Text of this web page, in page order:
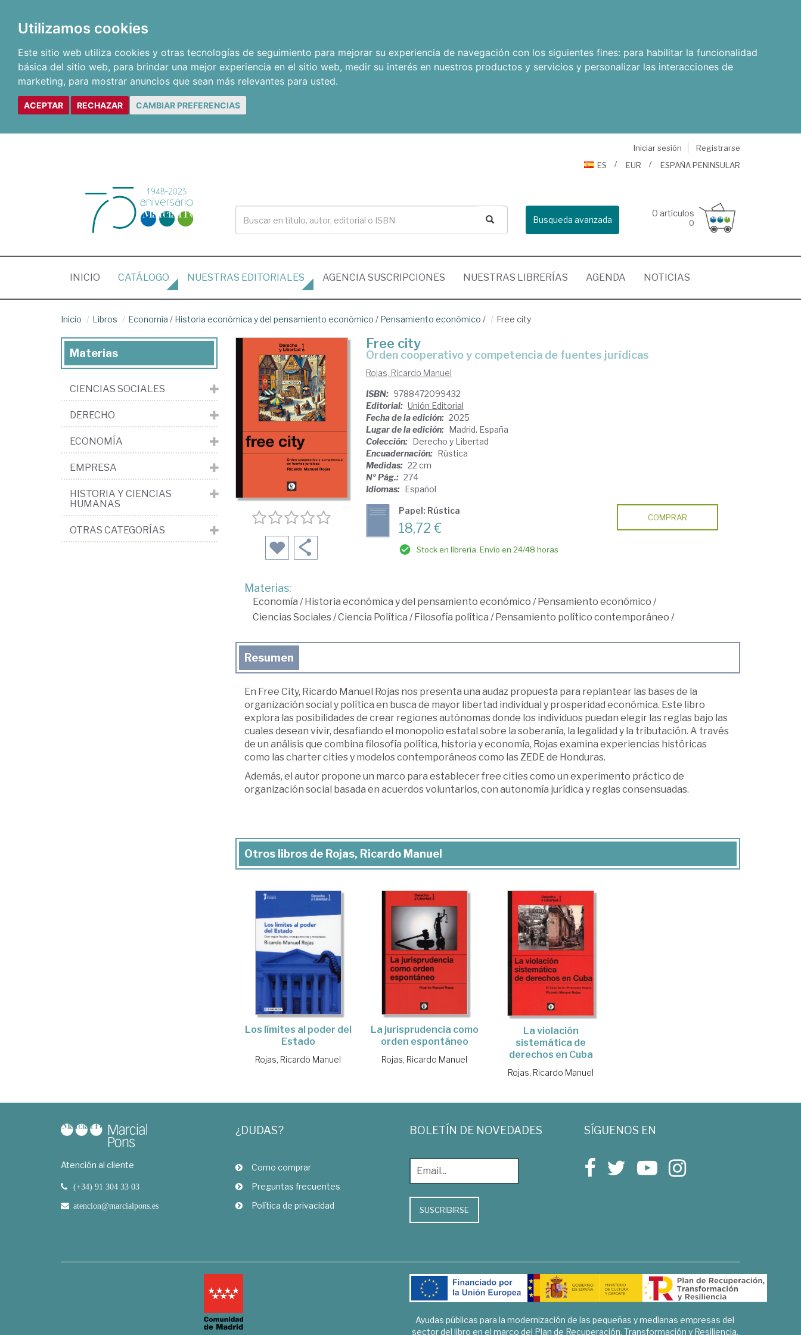
Utilizamos cookies
Este sitio web utiliza cookies y otras tecnologías de seguimiento para mejorar su experiencia de navegación con los siguientes fines: para habilitar la funcionalidad
básica del sitio web, para brindar una mejor experiencia en el sitio web, medir su interés en nuestros productos y servicios y personalizar las interacciones de
marketing, para mostrar anuncios que sean más relevantes para usted.
ACEPTAR RECHAZAR CAMBIAR PREFERENCIAS
Iniciar sesión
Registrarse
ES
EUR ESPAÑA PENINSULAR
Busqueda avanzada
0 artículos
0
INICIO (CURRENT)
CATÁLOGO NUESTRAS EDITORIALES AGENCIA SUSCRIPCIONES NUESTRAS LIBRERÍAS AGENDA NOTICIAS
Inicio Libros Economía / Historia económica y del pensamiento económico / Pensamiento económico / Free city
Free city
Orden cooperativo y competencia de fuentes jurídicas
Rojas, Ricardo Manuel
ISBN: 9788472099432
Editorial: Unión Editorial
Fecha de la edición: 2025
Lugar de la edición: Madrid. España
Colección: Derecho y Libertad
Encuadernación: Rústica
Medidas: 22 cm
Nº Pág.: 274
Idiomas: Español
Papel: Rústica
18,72 €
Stock en librería. Envío en 24/48 horas
COMPRAR
Materias:
Economía /Historia económica y del pensamiento económico /Pensamiento económico /
Ciencias Sociales/Ciencia Política /Filosofía política /Pensamiento político contemporáneo /
Resumen
En Free City, Ricardo Manuel Rojas nos presenta una audaz propuesta para replantear las bases de la
organización social y política en busca de mayor libertad individual y prosperidad económica. Este libro
explora las posibilidades de crear regiones autónomas donde los individuos puedan elegir las reglas bajo las
cuales desean vivir, desafiando el monopolio estatal sobre la soberanía, la legalidad y la tributación. A través
de un análisis que combina filosofía política, historia y economía, Rojas examina experiencias históricas
como las charter cities y modelos contemporáneos como las ZEDE de Honduras.
Además, el autor propone un marco para establecer free cities como un experimento práctico de
organización social basada en acuerdos voluntarios, con autonomía jurídica y reglas consensuadas.
Otros libros de Rojas, Ricardo Manuel
Los límites al poder del
Estado
Rojas, Ricardo Manuel
La jurisprudencia como
orden espontáneo
Rojas, Ricardo Manuel
La violación
sistemática de
derechos en Cuba
Rojas, Ricardo Manuel
Materias
CIENCIAS SOCIALES
DERECHO
ECONOMÍA
EMPRESA
HISTORIA Y CIENCIAS
HUMANAS
OTRAS CATEGORÍAS
Atención al cliente
(+34) 91 304 33 03
atencion@marcialpons.es
¿DUDAS?
Como comprar
Preguntas frecuentes
Política de privacidad
BOLETÍN DE NOVEDADES
SUSCRIBIRSE
SÍGUENOS EN
Ayudas públicas para la modernización de las pequeñas y medianas empresas del
sector del libro en el marco del Plan de Recuperación, Transformación y Resiliencia.